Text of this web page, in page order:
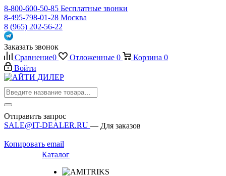
8-800-600-50-85 Бесплатные звонки
8-495-798-01-28 Москва
8 (965) 202-56-22
Заказать звонок
Сравнение0 Отложенные 0 Корзина 0
Войти
Отправить запрос
SALE@IT-DEALER.RU — Для заказов
Копировать email
Каталог